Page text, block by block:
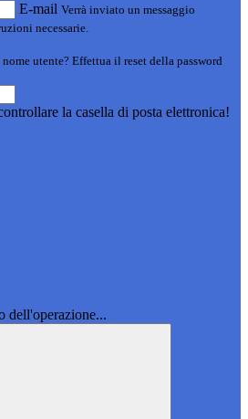
E-mail Verrà inviato un messaggio
necessarie.
utente? Effettua il reset della password
la casella di posta elettronica!
dell'operazione...